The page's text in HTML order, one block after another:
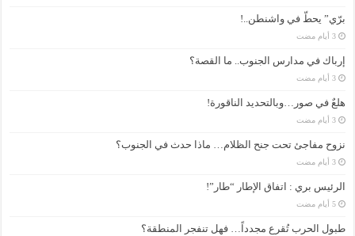
برّي” يحطّ في واشنطن..!
‏3 أيام مضت
إرباك في مدارس الجنوب.. ما القصة؟
‏3 أيام مضت
هلعٌ في صور…وبالتحديد الناقورة!
‏3 أيام مضت
نزوح مفاجئ تحت جنح الظلام… ماذا حدث في الجنوب؟
‏3 أيام مضت
الرئيس بري : اتفاق الإطار “طار”!
‏5 أيام مضت
طبول الحرب تُقرع مجدداً… فهل تنفجر المنطقة؟